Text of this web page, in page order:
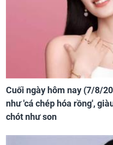
Cuối ngày hôm nay (7/8/
như 'cá chép hóa rồng',
chót như son